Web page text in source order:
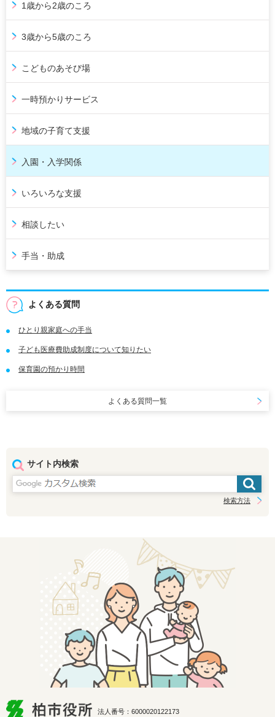
1歳から2歳のころ
3歳から5歳のころ
こどものあそび場
一時預かりサービス
地域の子育て支援
入園・入学関係
いろいろな支援
相談したい
手当・助成
よくある質問
ひとり親家庭への手当
子ども医療費助成制度について知りたい
保育園の預かり時間
よくある質問一覧
サイト内検索
検索方法
法人番号：6000020122173